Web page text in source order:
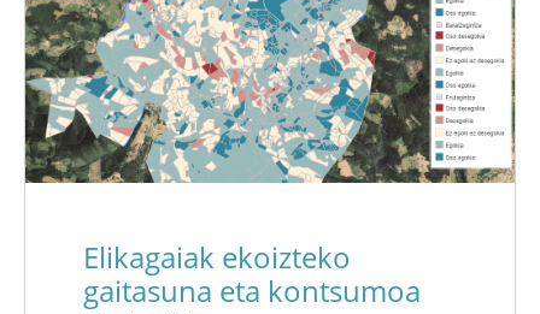
Elikagaiak ekoizteko
gaitasuna eta kontsumoa